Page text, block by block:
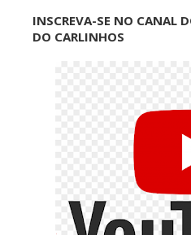
INSCREVA-SE NO CANAL
DO CARLINHOS